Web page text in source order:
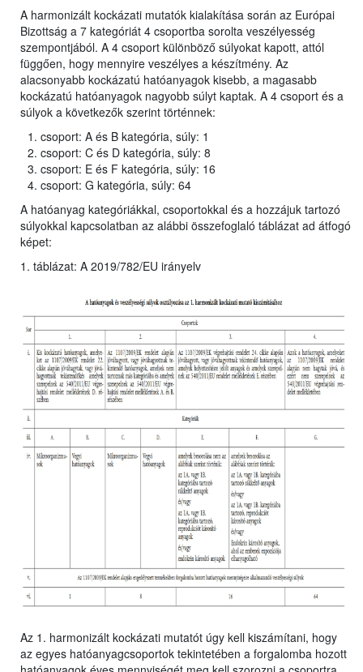
A harmonizált kockázati mutatók kialakítása során az Európai
Bizottság a 7 kategóriát 4 csoportba sorolta veszélyesség
szempontjából. A 4 csoport különböző súlyokat kapott, attól
függően, hogy mennyire veszélyes a készítmény. Az
alacsonyabb kockázatú hatóanyagok kisebb, a magasabb
kockázatú hatóanyagok nagyobb súlyt kaptak. A 4 csoport és a
súlyok a következők szerint történnek:
csoport: A és B kategória, súly: 1
csoport: C és D kategória, súly: 8
csoport: E és F kategória, súly: 16
csoport: G kategória, súly: 64
A hatóanyag kategóriákkal, csoportokkal és a hozzájuk tartozó
súlyokkal kapcsolatban az alábbi összefoglaló táblázat ad átfogó
képet:
1. táblázat: A 2019/782/EU irányelv
Az 1. harmonizált kockázati mutatót úgy kell kiszámítani, hogy
az egyes hatóanyagcsoportok tekintetében a forgalomba hozott